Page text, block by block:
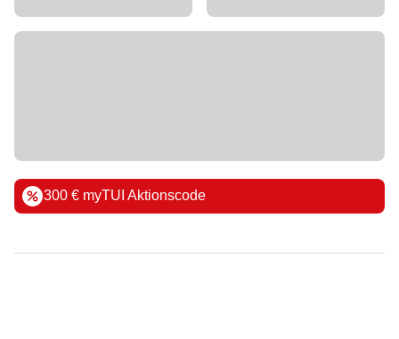
300 € myTUI Aktionscode